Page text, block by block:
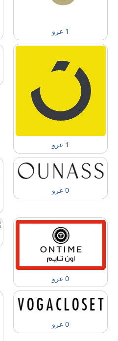
1 عرو
1 عرو
0 عرو
0 عرو
0 عرو